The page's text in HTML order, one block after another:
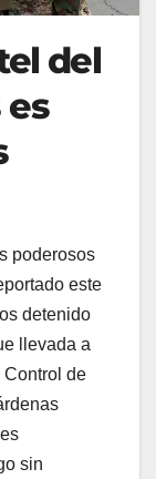
del
es
poderosos
este
detenido
llevada a
Control de
sin